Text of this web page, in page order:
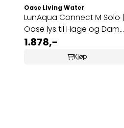
Oase Living Water
LunAqua Connect M Solo |
Oase lys til Hage og Dam
Hvit 10m ...
1.878,-
Kjøp